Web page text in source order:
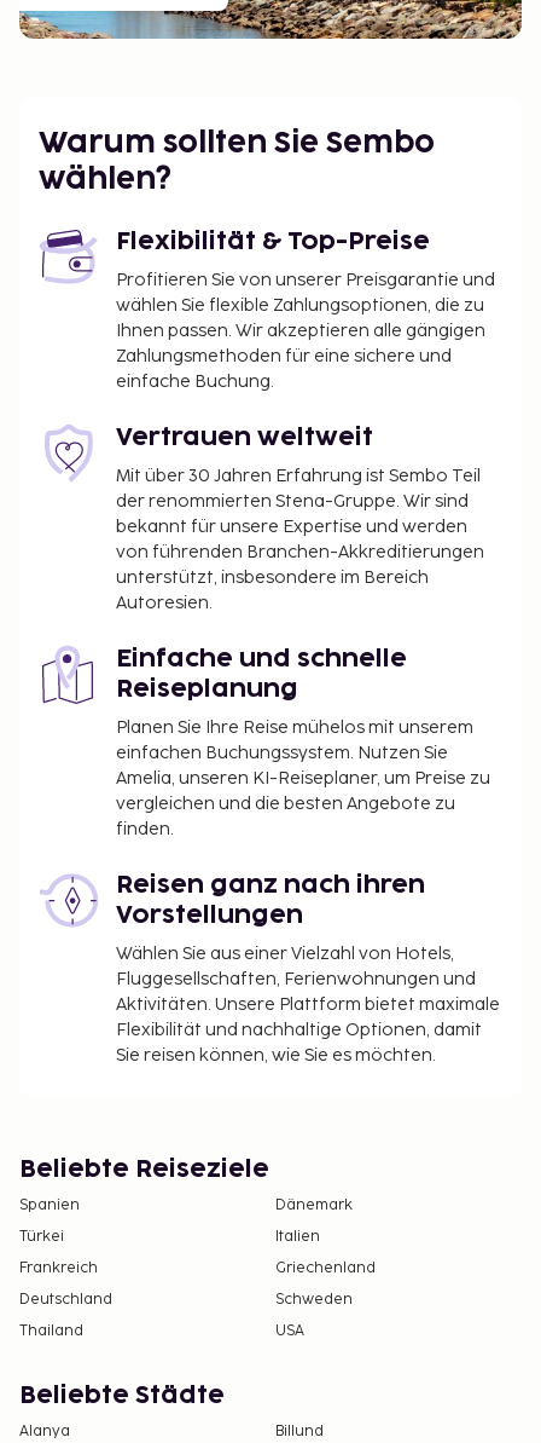
Warum sollten Sie Sembo
wählen?
Flexibilität & Top-Preise
Profitieren Sie von unserer Preisgarantie und
wählen Sie flexible Zahlungsoptionen, die zu
Ihnen passen. Wir akzeptieren alle gängigen
Zahlungsmethoden für eine sichere und
einfache Buchung.
Vertrauen weltweit
Mit über 30 Jahren Erfahrung ist Sembo Teil
der renommierten Stena-Gruppe. Wir sind
bekannt für unsere Expertise und werden
von führenden Branchen-Akkreditierungen
unterstützt, insbesondere im Bereich
Autoresien.
Einfache und schnelle
Reiseplanung
Planen Sie Ihre Reise mühelos mit unserem
einfachen Buchungssystem. Nutzen Sie
Amelia, unseren KI-Reiseplaner, um Preise zu
vergleichen und die besten Angebote zu
finden.
Reisen ganz nach ihren
Vorstellungen
Wählen Sie aus einer Vielzahl von Hotels,
Fluggesellschaften, Ferienwohnungen und
Aktivitäten. Unsere Plattform bietet maximale
Flexibilität und nachhaltige Optionen, damit
Sie reisen können, wie Sie es möchten.
Beliebte Reiseziele
Spanien
Dänemark
Türkei
Italien
Frankreich
Griechenland
Deutschland
Schweden
Thailand
USA
Beliebte Städte
Alanya
Billund